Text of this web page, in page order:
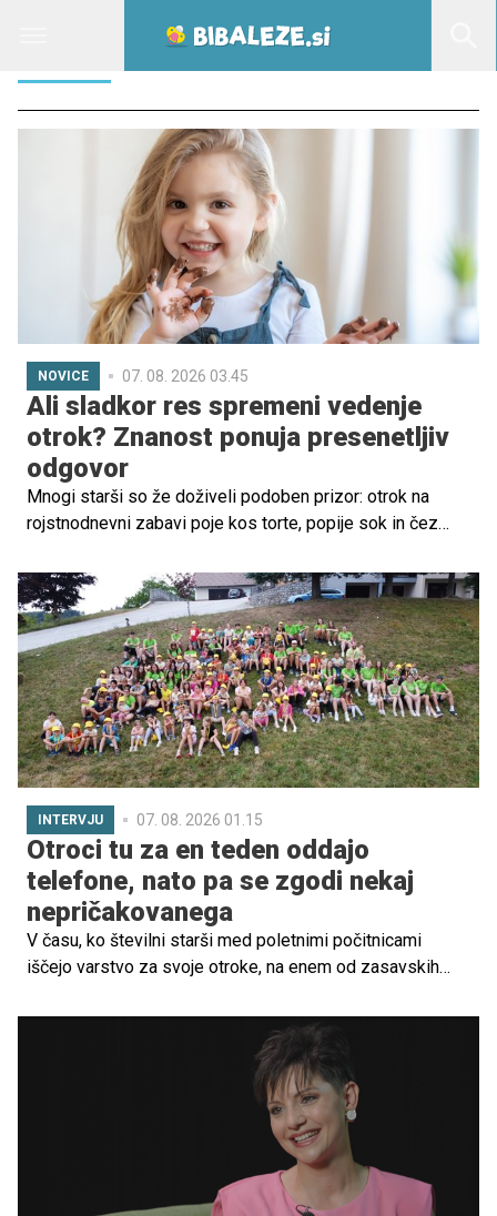
NOVICE 07. 08. 2026 03.45
Ali sladkor res spremeni vedenje
otrok? Znanost ponuja presenetljiv
odgovor
Mnogi starši so že doživeli podoben prizor: otrok na
rojstnodnevni zabavi poje kos torte, popije sok in čez
zdi poln energije. Zato ne preseneča, da je med najbolj
razširjenimi prepričanji o prehrani otrok tudi to, da sladkor
povzroča hiperaktivnost. Toda kaj o tem pravi znanost?
INTERVJU 07. 08. 2026 01.15
Otroci tu za en teden oddajo
telefone, nato pa se zgodi nekaj
nepričakovanega
V času, ko številni starši med poletnimi počitnicami
iščejo varstvo za svoje otroke, na enem od zasavskih
mogoče ustvariti nekaj izjemnega tudi brez velikih
proračunov. V Podkumu pri Zagorju ob Savi vsako poletje
zaživi Urlaub na vasi, brezplačen počitniški program, ki ga
z ogromno predanosti pripravlja ekipa prostovoljcev